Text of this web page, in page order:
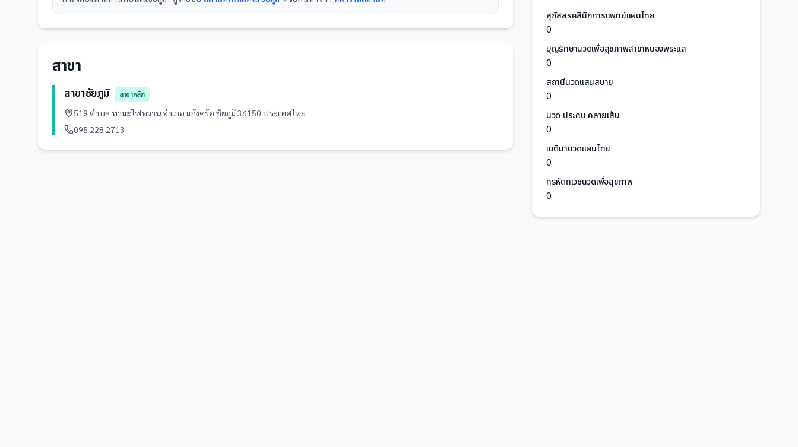
สาขา
สาขาชัยภูมิ
สาขาหลัก
519 ตำบล ท่ามะไฟหวาน อำเภอ แก้งคร้อ ชัยภูมิ 36150 ประเทศไทย
095 228 2713
สุภัสสรคลินิกการแพทย์แผนไทย
0
บุญรักษานวดเพื่อสุขภาพสาขาหนองพระแล
0
สถานีนวดแสนสบาย
0
นวด ประคบ คลายเส้น
0
เนติมานวดแผนไทย
0
กรหัตถเวชนวดเพื่อสุขภาพ
0